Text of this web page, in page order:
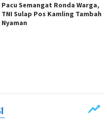
Pacu Semangat Ronda Warga,
TNI Sulap Pos Kamling Tambah
Nyaman